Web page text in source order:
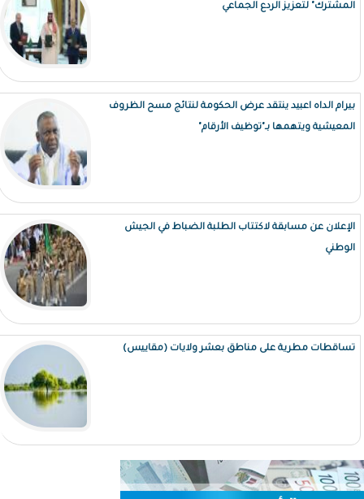
المشترك" لتعزيز الردع الجماعي
بيرام الداه اعبيد ينتقد عرض الحكومة لنتائج مسح الظروف
المعيشية ويتهمها بـ"توظيف الأرقام"
الإعلان عن مسابقة لاكتتاب الطلبة الضباط في الجيش
الوطني
تساقطات مطرية على مناطق بعشر ولايات (مقاييس)